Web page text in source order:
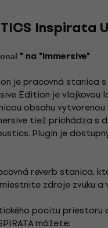
" na "Immersive"
je pracovná
Edition je
obsahu
tiež prichádza
Plugin je
reverb stanica,
zdroje zvuku
pocitu priestoru
môžete: